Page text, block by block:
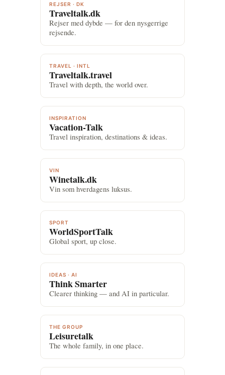
REJSER · DK
Traveltalk.dk
Rejser med dybde — for den nysgerrige
rejsende.
TRAVEL · INTL
Traveltalk.travel
Travel with depth, the world over.
INSPIRATION
Vacation-Talk
Travel inspiration, destinations & ideas.
VIN
Winetalk.dk
Vin som hverdagens luksus.
SPORT
WorldSportTalk
Global sport, up close.
IDEAS · AI
Think Smarter
Clearer thinking — and AI in particular.
THE GROUP
Leisuretalk
The whole family, in one place.